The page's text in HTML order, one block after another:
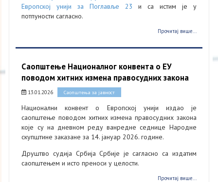
Европској унији за Поглавље 23 и са истим је у
потпуности сагласнo.
Прочитај више...
Саопштeње Националног конвента о ЕУ
поводом хитних измена правосудних закона
13.01.2026 Саопштења за јавност
Национални конвент о Европској унији издао је
саопштење поводом хитних измена правосудних закона
које су на дневном реду ванредне седнице Народне
скупштине заказане за 14. јануар 2026. године.
Друштво судија Србија Србије је сагласно са издатим
саопштењем и исто преноси у целости.
Прочитај више...